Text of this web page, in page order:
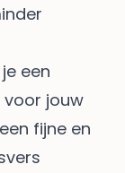
een
jouw
fijne en